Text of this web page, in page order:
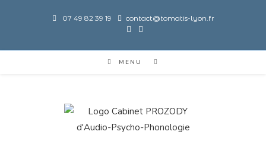
07 49 82 39 19 contact@tomatis-lyon.fr
MENU